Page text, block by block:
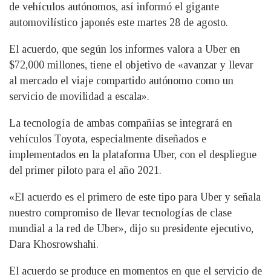
de vehículos autónomos, así informó el gigante
automovilístico japonés este martes 28 de agosto.
El acuerdo, que según los informes valora a Uber en
$72,000 millones, tiene el objetivo de «avanzar y llevar
al mercado el viaje compartido autónomo como un
servicio de movilidad a escala».
La tecnología de ambas compañías se integrará en
vehículos Toyota, especialmente diseñados e
implementados en la plataforma Uber, con el despliegue
del primer piloto para el año 2021.
«El acuerdo es el primero de este tipo para Uber y señala
nuestro compromiso de llevar tecnologías de clase
mundial a la red de Uber», dijo su presidente ejecutivo,
Dara Khosrowshahi.
El acuerdo se produce en momentos en que el servicio de